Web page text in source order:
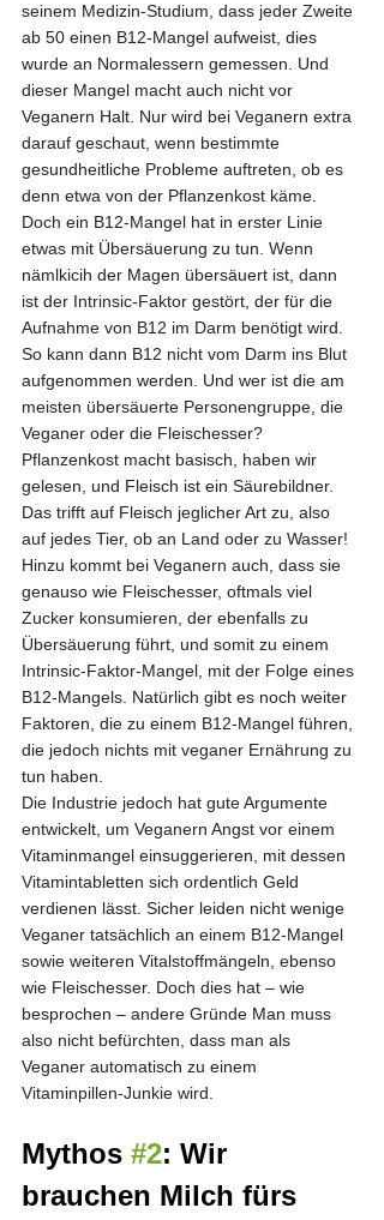
seinem Medizin-Studium, dass jeder Zweite
ab 50 einen B12-Mangel aufweist, dies
wurde an Normalessern gemessen. Und
dieser Mangel macht auch nicht vor
Veganern Halt. Nur wird bei Veganern extra
darauf geschaut, wenn bestimmte
gesundheitliche Probleme auftreten, ob es
denn etwa von der Pflanzenkost käme.
Doch ein B12-Mangel hat in erster Linie
etwas mit Übersäuerung zu tun. Wenn
nämlkicih der Magen übersäuert ist, dann
ist der Intrinsic-Faktor gestört, der für die
Aufnahme von B12 im Darm benötigt wird.
So kann dann B12 nicht vom Darm ins Blut
aufgenommen werden. Und wer ist die am
meisten übersäuerte Personengruppe, die
Veganer oder die Fleischesser?
Pflanzenkost macht basisch, haben wir
gelesen, und Fleisch ist ein Säurebildner.
Das trifft auf Fleisch jeglicher Art zu, also
auf jedes Tier, ob an Land oder zu Wasser!
Hinzu kommt bei Veganern auch, dass sie
genauso wie Fleischesser, oftmals viel
Zucker konsumieren, der ebenfalls zu
Übersäuerung führt, und somit zu einem
Intrinsic-Faktor-Mangel, mit der Folge eines
B12-Mangels. Natürlich gibt es noch weiter
Faktoren, die zu einem B12-Mangel führen,
die jedoch nichts mit veganer Ernährung zu
tun haben.
Die Industrie jedoch hat gute Argumente
entwickelt, um Veganern Angst vor einem
Vitaminmangel einsuggerieren, mit dessen
Vitamintabletten sich ordentlich Geld
verdienen lässt. Sicher leiden nicht wenige
Veganer tatsächlich an einem B12-Mangel
sowie weiteren Vitalstoffmängeln, ebenso
wie Fleischesser. Doch dies hat – wie
besprochen – andere Gründe Man muss
also nicht befürchten, dass man als
Veganer automatisch zu einem
Vitaminpillen-Junkie wird.
Mythos #2: Wir
brauchen Milch fürs